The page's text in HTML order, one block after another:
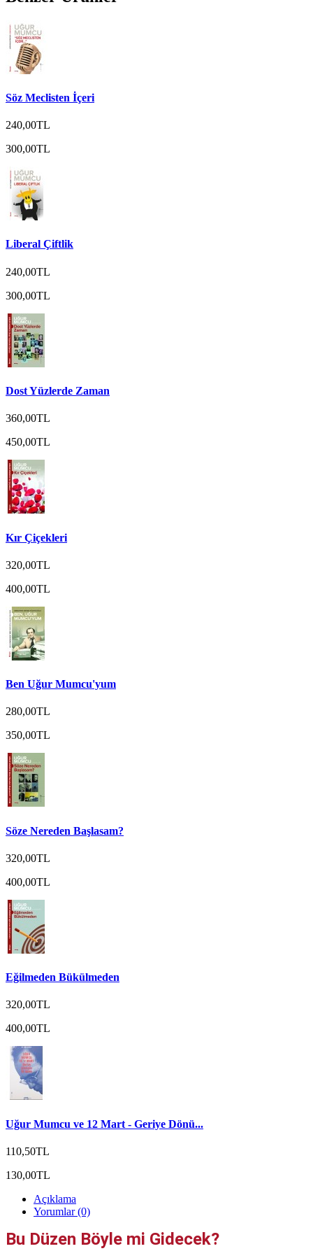
Söz Meclisten İçeri
240,00TL
300,00TL
Liberal Çiftlik
240,00TL
300,00TL
Dost Yüzlerde Zaman
360,00TL
450,00TL
Kır Çiçekleri
320,00TL
400,00TL
Ben Uğur Mumcu'yum
280,00TL
350,00TL
Söze Nereden Başlasam?
320,00TL
400,00TL
Eğilmeden Bükülmeden
320,00TL
400,00TL
Uğur Mumcu ve 12 Mart - Geriye Dönü...
110,50TL
130,00TL
Açıklama
Yorumlar (0)
Bu Düzen Böyle mi Gidecek?